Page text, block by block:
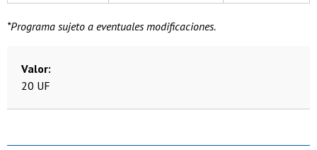
*Programa sujeto a eventuales modificaciones.
Valor
20 UF